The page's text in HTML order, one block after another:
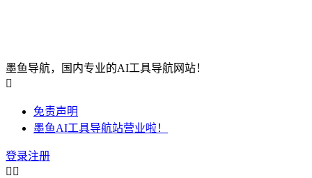
墨鱼导航，国内专业的AI工具导航网站！

免责声明
墨鱼AI工具导航站营业啦！
登录注册
 